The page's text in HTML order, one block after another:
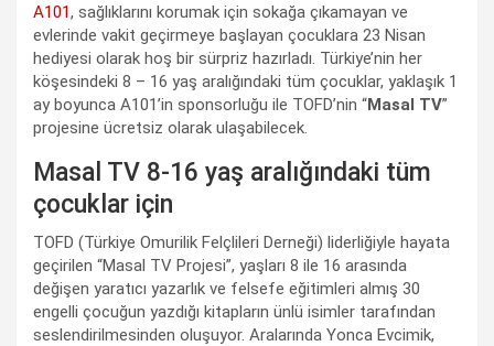
A101, sağlıklarını korumak için sokağa çıkamayan ve
evlerinde vakit geçirmeye başlayan çocuklara 23 Nisan
hediyesi olarak hoş bir sürpriz hazırladı. Türkiye’nin her
köşesindeki 8 – 16 yaş aralığındaki tüm çocuklar, yaklaşık 1
ay boyunca A101’in sponsorluğu ile TOFD’nin “Masal TV”
projesine ücretsiz olarak ulaşabilecek.
Masal TV 8-16 yaş aralığındaki tüm
çocuklar için
TOFD (Türkiye Omurilik Felçlileri Derneği) liderliğiyle hayata
geçirilen “Masal TV Projesi”, yaşları 8 ile 16 arasında
değişen yaratıcı yazarlık ve felsefe eğitimleri almış 30
engelli çocuğun yazdığı kitapların ünlü isimler tarafından
seslendirilmesinden oluşuyor. Aralarında Yonca Evcimik,